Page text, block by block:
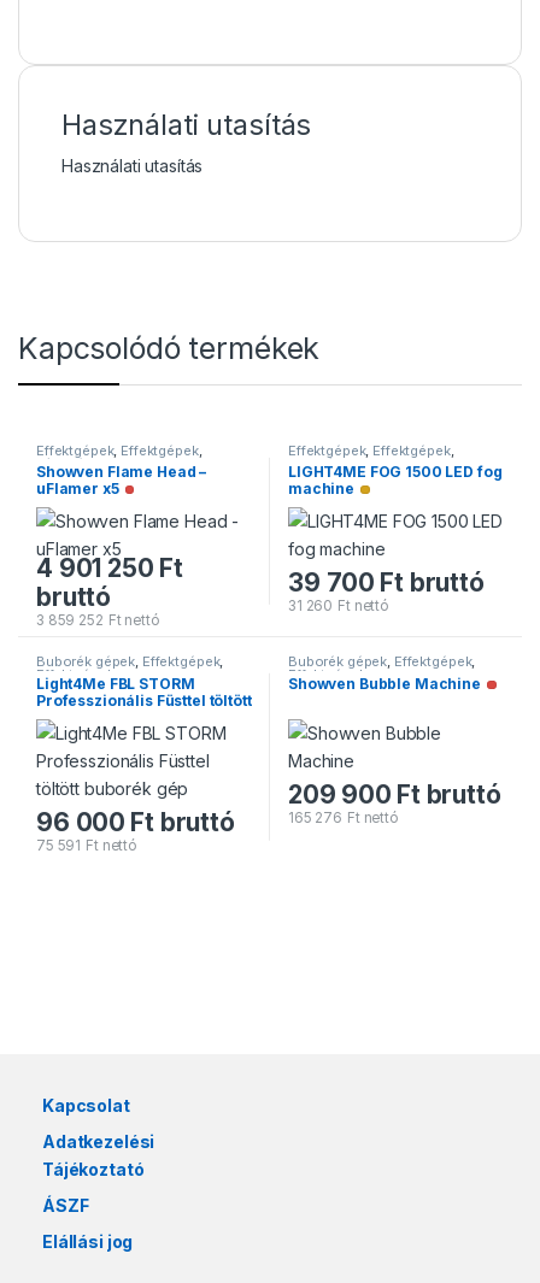
Használati utasítás
Használati utasítás
Kapcsolódó termékek
Effektgépek, Effektgépek,
Lánggépek
Showven Flame Head –
uFlamer x5 Nincs raktáron
4 901 250 Ft
bruttó
3 859 252 Ftnettó
Effektgépek, Effektgépek,
Füstgépek
LIGHT4ME FOG 1500 LED fog
machine Alacsony raktárkészlet
39 700 Ft bruttó
31 260 Ftnettó
Buborék gépek, Effektgépek,
Effektgépek
Light4Me FBL STORM
Professzionális Füsttel töltött
buborék gép
Alacsony raktárkészlet
96 000 Ft bruttó
75 591 Ftnettó
Buborék gépek, Effektgépek,
Effektgépek
Showven Bubble Machine Nincs
209 900 Ft bruttó
165 276 Ftnettó
Kapcsolat
Adatkezelési
Tájékoztató
ÁSZF
Elállási jog